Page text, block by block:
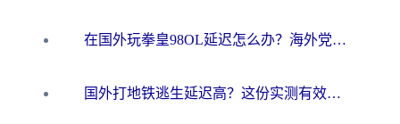
在国外玩拳皇98OL延迟怎么办？海外党亲测有效的低延迟指南
国外打地铁逃生延迟高？这份实测有效的低延迟指南帮你吃鸡